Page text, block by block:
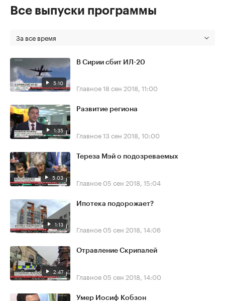
Все выпуски программы
За все время
5:10
В Сирии сбит ИЛ-20
Главное18 сен 2018, 11:00
1:35
Развитие региона
Главное13 сен 2018, 10:00
5:03
Тереза Мэй о подозреваемых
Главное 05 сен 2018, 15:04
1:13
Ипотека подорожает?
Главное 05 сен 2018, 14:06
2:47
Отравление Скрипалей
Главное 05 сен 2018, 14:00
Умер Иосиф Кобзон